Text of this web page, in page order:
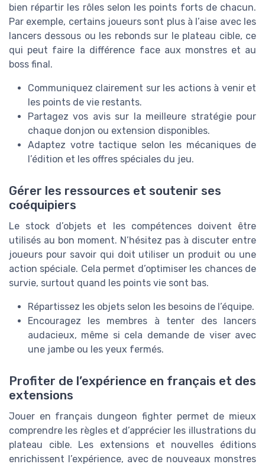
bien répartir les rôles selon les points forts de chacun.
Par exemple, certains joueurs sont plus à l’aise avec les
lancers dessous ou les rebonds sur le plateau cible, ce
qui peut faire la différence face aux monstres et au
boss final.
Communiquez clairement sur les actions à venir et
les points de vie restants.
Partagez vos avis sur la meilleure stratégie pour
chaque donjon ou extension disponibles.
Adaptez votre tactique selon les mécaniques de
l’édition et les offres spéciales du jeu.
Gérer les ressources et soutenir ses
coéquipiers
Le stock d’objets et les compétences doivent être
utilisés au bon moment. N’hésitez pas à discuter entre
joueurs pour savoir qui doit utiliser un produit ou une
action spéciale. Cela permet d’optimiser les chances de
survie, surtout quand les points vie sont bas.
Répartissez les objets selon les besoins de l’équipe.
Encouragez les membres à tenter des lancers
audacieux, même si cela demande de viser avec
une jambe ou les yeux fermés.
Profiter de l’expérience en français et des
extensions
Jouer en français dungeon fighter permet de mieux
comprendre les règles et d’apprécier les illustrations du
plateau cible. Les extensions et nouvelles éditions
enrichissent l’expérience, avec de nouveaux monstres